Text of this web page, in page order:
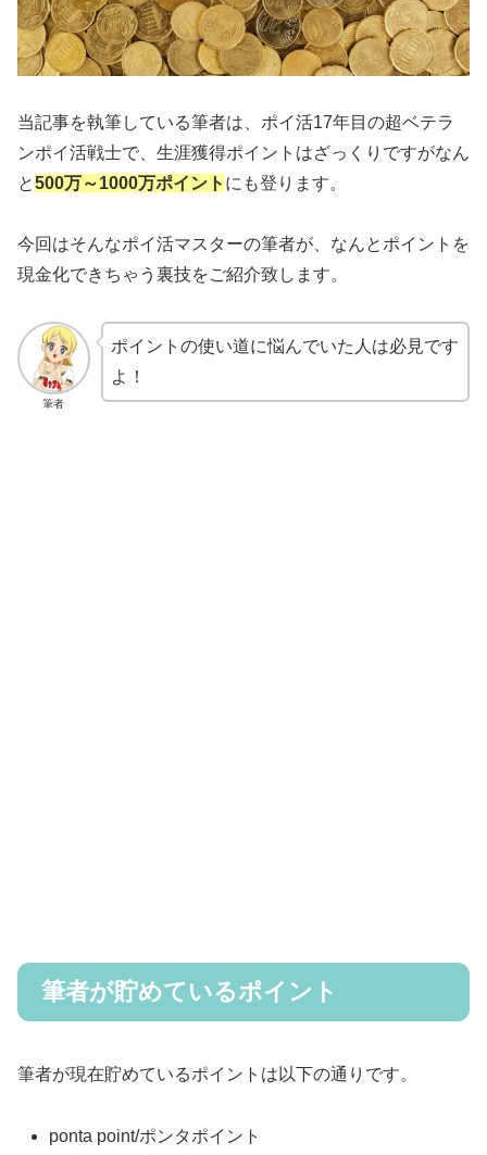
当記事を執筆している筆者は、ポイ活17年目の超ベテラ
ンポイ活戦士で、生涯獲得ポイントはざっくりですがなん
と500万～1000万ポイント にも登ります。
今回はそんなポイ活マスターの筆者が、なんとポイントを
現金化できちゃう裏技をご紹介致します。
筆者
ポイントの使い道に悩んでいた人は必見です
よ！
筆者が貯めているポイント
筆者が現在貯めているポイントは以下の通りです。
ponta point/ポンタポイント